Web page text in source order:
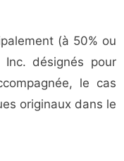
(à 50% ou
désignés pour
le cas
originaux dans le